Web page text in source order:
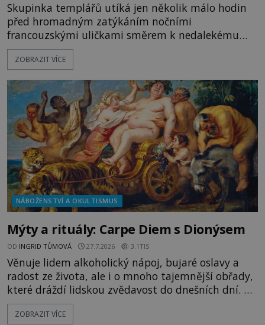
Skupinka templářů utíká jen několik málo hodin
před hromadným zatýkáním nočními
francouzskými uličkami směrem k nedalekému
přístavu. Jeden z nich má přes ramena ranec s
tajemným obsahem. Kapitán lodi už na ně čeká.
vyplouváme,“ sdělí jim. „Kam máme namířeno,
kapitáne?“ zeptá se ho jeden z templářů. „Do Sk
ZOBRAZIT VÍCE
NÁBOŽENSTVÍ A OKULTISMUS
Mýty a rituály: Carpe Diem s Dionýsem
OD INGRID TŮMOVÁ 27.7.2026 3.1TIS
Věnuje lidem alkoholický nápoj, bujaré oslavy a
radost ze života, ale i o mnoho tajemnější obřady,
které dráždí lidskou zvědavost do dnešních dní. Co
doopravdy představuje bůh, jemuž Římané říkají
Bakchus? Mytologický příběh řeckého boha
ZOBRAZIT VÍCE